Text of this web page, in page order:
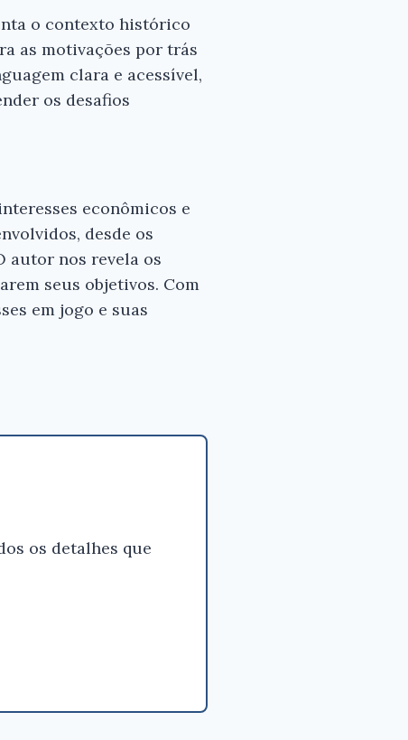
o contexto histórico
as motivações por trás
clara e acessível,
os desafios
econômicos e
desde os
autor nos revela os
seus objetivos. Com
em jogo e suas
os detalhes que
×